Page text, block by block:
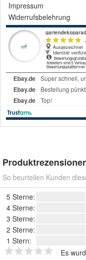
Impressum
Widerrufsbelehrung
So beurteilen Kunden
5 Sterne:
4 Sterne:
3 Sterne:
2 Sterne:
1 Stern:
Es